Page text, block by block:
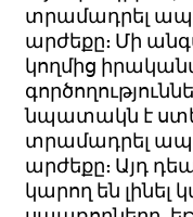
տրամադրել
արժեքը: Մի
կողմից
նպատակն է
տրամադրել
արժեքը: Այդ
կարող են լինել